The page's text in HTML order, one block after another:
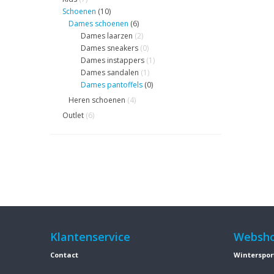
Schoenen (10)
Dames schoenen (6)
Dames laarzen (2)
Dames sneakers (0)
Dames instappers (1)
Dames sandalen (1)
Dames pantoffels (0)
Heren schoenen (4)
Outlet (6)
Klantenservice
Contact